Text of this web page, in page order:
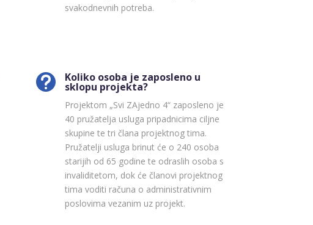
svakodnevnih potreba.
 Koliko osoba je zaposleno u
sklopu projekta?
Projektom „Svi ZAjedno 4“ zaposleno je
40 pružatelja usluga pripadnicima ciljne
skupine te tri člana projektnog tima.
Pružatelji usluga brinut će o 240 osoba
starijih od 65 godine te odraslih osoba s
invaliditetom, dok će članovi projektnog
tima voditi računa o administrativnim
poslovima vezanim uz projekt.